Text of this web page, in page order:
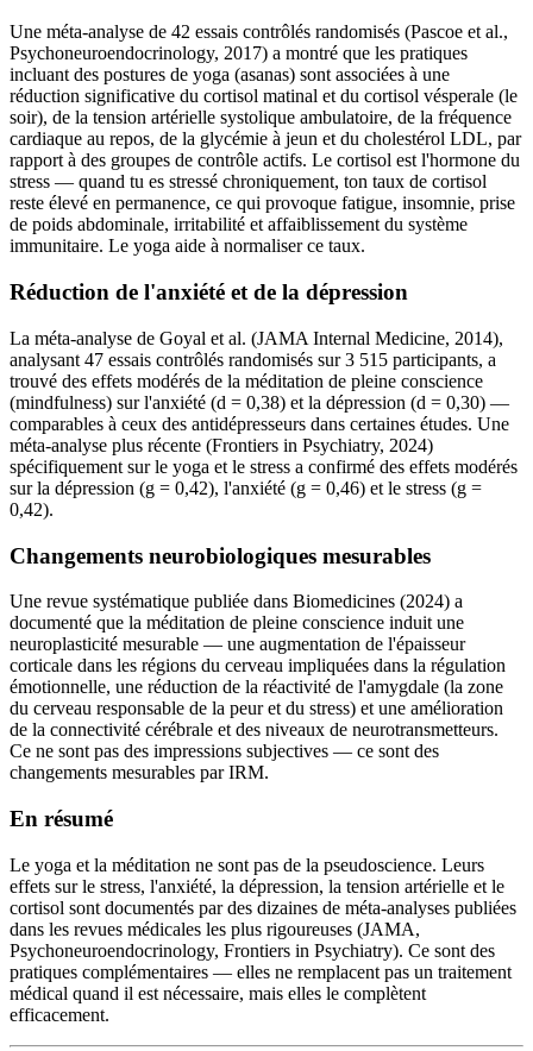
Une méta-analyse de 42 essais contrôlés randomisés (Pascoe et al.,
Psychoneuroendocrinology, 2017) a montré que les pratiques
incluant des postures de yoga (asanas) sont associées à une
réduction significative du cortisol matinal et du cortisol vésperale (le
soir), de la tension artérielle systolique ambulatoire, de la fréquence
cardiaque au repos, de la glycémie à jeun et du cholestérol LDL, par
rapport à des groupes de contrôle actifs. Le cortisol est l'hormone du
stress — quand tu es stressé chroniquement, ton taux de cortisol
reste élevé en permanence, ce qui provoque fatigue, insomnie, prise
de poids abdominale, irritabilité et affaiblissement du système
immunitaire. Le yoga aide à normaliser ce taux.
Réduction de l'anxiété et de la dépression
La méta-analyse de Goyal et al. (JAMA Internal Medicine, 2014),
analysant 47 essais contrôlés randomisés sur 3 515 participants, a
trouvé des effets modérés de la méditation de pleine conscience
(mindfulness) sur l'anxiété (d = 0,38) et la dépression (d = 0,30) —
comparables à ceux des antidépresseurs dans certaines études. Une
méta-analyse plus récente (Frontiers in Psychiatry, 2024)
spécifiquement sur le yoga et le stress a confirmé des effets modérés
sur la dépression (g = 0,42), l'anxiété (g = 0,46) et le stress (g =
0,42).
Changements neurobiologiques mesurables
Une revue systématique publiée dans Biomedicines (2024) a
documenté que la méditation de pleine conscience induit une
neuroplasticité mesurable — une augmentation de l'épaisseur
corticale dans les régions du cerveau impliquées dans la régulation
émotionnelle, une réduction de la réactivité de l'amygdale (la zone
du cerveau responsable de la peur et du stress) et une amélioration
de la connectivité cérébrale et des niveaux de neurotransmetteurs.
Ce ne sont pas des impressions subjectives — ce sont des
changements mesurables par IRM.
En résumé
Le yoga et la méditation ne sont pas de la pseudoscience. Leurs
effets sur le stress, l'anxiété, la dépression, la tension artérielle et le
cortisol sont documentés par des dizaines de méta-analyses publiées
dans les revues médicales les plus rigoureuses (JAMA,
Psychoneuroendocrinology, Frontiers in Psychiatry). Ce sont des
pratiques complémentaires — elles ne remplacent pas un traitement
médical quand il est nécessaire, mais elles le complètent
efficacement.